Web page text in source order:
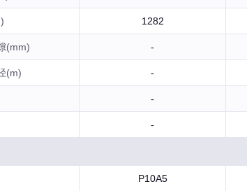
1282
(mm) -
(m) -
-
-
P10A5